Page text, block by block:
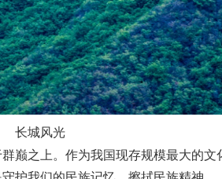
长城风光
之上。作为我国现存规模最大的